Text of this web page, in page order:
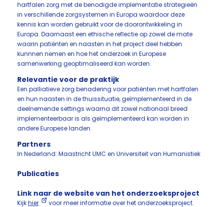
hartfalen zorg met de benodigde implementatie strategieën
in verschillende zorgsystemen in Europa waardoor deze
kennis kan worden gebruikt voor de doorontwikkeling in
Europa. Daarnaast een ethische reflectie op zowel de mate
waarin patiënten en naasten in het project deel hebben
kunnnen nemen en hoe het onderzoek in Europese
samenwerking geoptimaliseerd kan worden.
Relevantie voor de praktijk
Een palliatieve zorg benadering voor patiënten met hartfalen
en hun naasten in de thuissituatie, geïmplementeerd in de
deelnemende settings waarna dit zowel nationaal breed
implementeerbaar is als geïmplementeerd kan worden in
andere Europese landen.
Partners
In Nederland: Maastricht UMC en Universiteit van Humanistiek
Publicaties
Link naar de website van het onderzoeksproject
Kijkhier voor meer informatie over het onderzoeksproject.